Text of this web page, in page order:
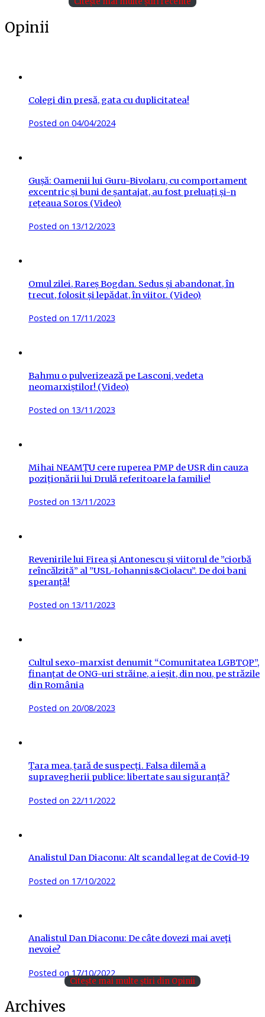
Opinii
Colegi din presă, gata cu duplicitatea!
Posted on 04/04/2024
Gușă: Oamenii lui Guru-Bivolaru, cu comportament
excentric și buni de șantajat, au fost preluați și-n
rețeaua Soros (Video)
Posted on 13/12/2023
Omul zilei, Rareș Bogdan. Sedus și abandonat, în
trecut, folosit și lepădat, în viitor. (Video)
Posted on 17/11/2023
Bahmu o pulverizează pe Lasconi, vedeta
neomarxiștilor! (Video)
Posted on 13/11/2023
Mihai NEAMȚU cere ruperea PMP de USR din cauza
poziționării lui Drulă referitoare la familie!
Posted on 13/11/2023
Revenirile lui Firea și Antonescu și viitorul de ”ciorbă
reîncălzită” al ”USL-Iohannis&Ciolacu”. De doi bani
speranță!
Posted on 13/11/2023
Cultul sexo-marxist denumit “Comunitatea LGBTQP”,
finanțat de ONG-uri străine, a ieșit, din nou, pe străzile
din România
Posted on 20/08/2023
Țara mea, țară de suspecți. Falsa dilemă a
supravegherii publice: libertate sau siguranță?
Posted on 22/11/2022
Analistul Dan Diaconu: Alt scandal legat de Covid-19
Posted on 17/10/2022
Analistul Dan Diaconu: De câte dovezi mai aveţi
nevoie?
Posted on 17/10/2022
Citește mai multe știri din Opinii
Archives